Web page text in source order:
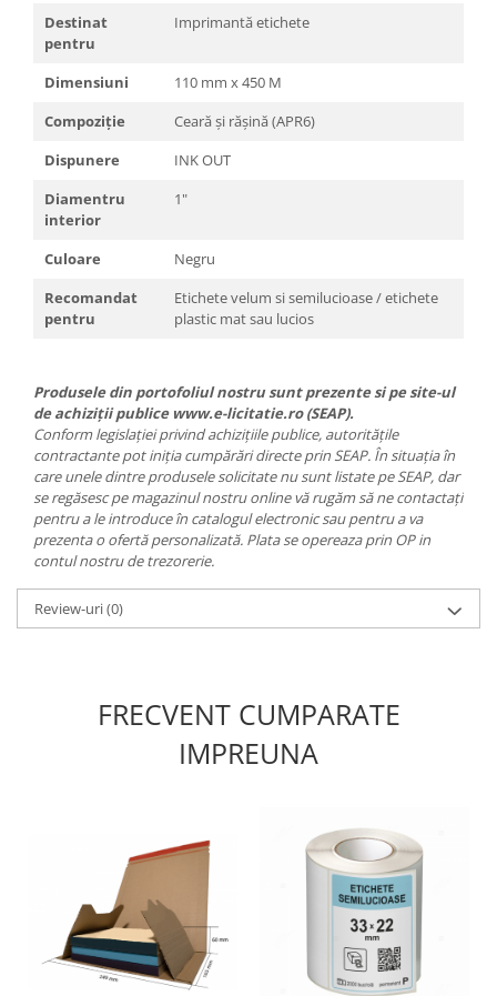
Destinat
pentru
Imprimantă etichete
Dimensiuni
110 mm x 450 M
Compoziție
Ceară și rășină (APR6)
Dispunere
INK OUT
Diamentru
interior
1"
Culoare
Negru
Recomandat
pentru
Etichete velum si semilucioase / etichete
plastic mat sau lucios
Produsele din portofoliul nostru sunt prezente si pe site-ul
de achiziții publice www.e-licitatie.ro (SEAP).
Conform legislației privind achizițiile publice, autoritățile
contractante pot iniția cumpărări directe prin SEAP. În situația în
care unele dintre produsele solicitate nu sunt listate pe SEAP, dar
se regăsesc pe magazinul nostru online vă rugăm să ne contactați
pentru a le introduce în catalogul electronic sau pentru a va
prezenta o ofertă personalizată. Plata se opereaza prin OP in
contul nostru de trezorerie.
Review-uri(0)
FRECVENT CUMPARATE
IMPREUNA